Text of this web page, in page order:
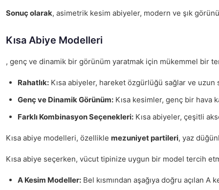
Sonuç olarak, asimetrik kesim abiyeler, modern ve şık
Kısa Abiye Modelleri
, genç ve dinamik bir görünüm yaratmak için mükemmel bir
Rahatlık: Kısa abiyeler, hareket özgürlüğü sağlar ve
Genç ve Dinamik Görünüm: Kısa kesimler, genç bir hava
Farklı Kombinasyon Seçenekleri: Kısa abiyeler, çeşitli
Kısa abiye modelleri, özellikle mezuniyet partileri, yaz
Kısa abiye seçerken, vücut tipinize uygun bir model tercih
A Kesim Modeller: Bel kısmından aşağıya doğru açılan